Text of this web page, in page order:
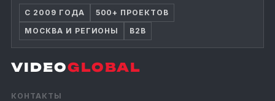
С 2009 ГОДА
500+ ПРОЕКТОВ
МОСКВА И РЕГИОНЫ
B2B
VIDEOGLOBAL
КОНТАКТЫ